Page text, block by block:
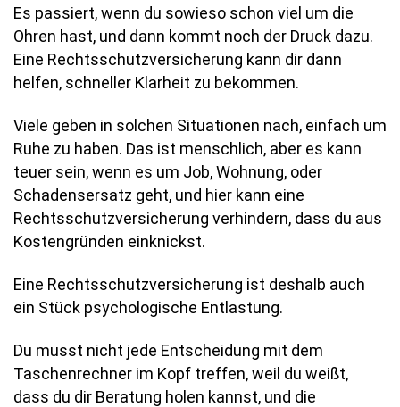
Es passiert, wenn du sowieso schon viel um die
Ohren hast, und dann kommt noch der Druck dazu.
Eine Rechtsschutzversicherung kann dir dann
helfen, schneller Klarheit zu bekommen.
Viele geben in solchen Situationen nach, einfach um
Ruhe zu haben. Das ist menschlich, aber es kann
teuer sein, wenn es um Job, Wohnung, oder
Schadensersatz geht, und hier kann eine
Rechtsschutzversicherung verhindern, dass du aus
Kostengründen einknickst.
Eine Rechtsschutzversicherung ist deshalb auch
ein Stück psychologische Entlastung.
Du musst nicht jede Entscheidung mit dem
Taschenrechner im Kopf treffen, weil du weißt,
dass du dir Beratung holen kannst, und die